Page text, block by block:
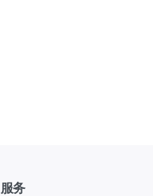
服务